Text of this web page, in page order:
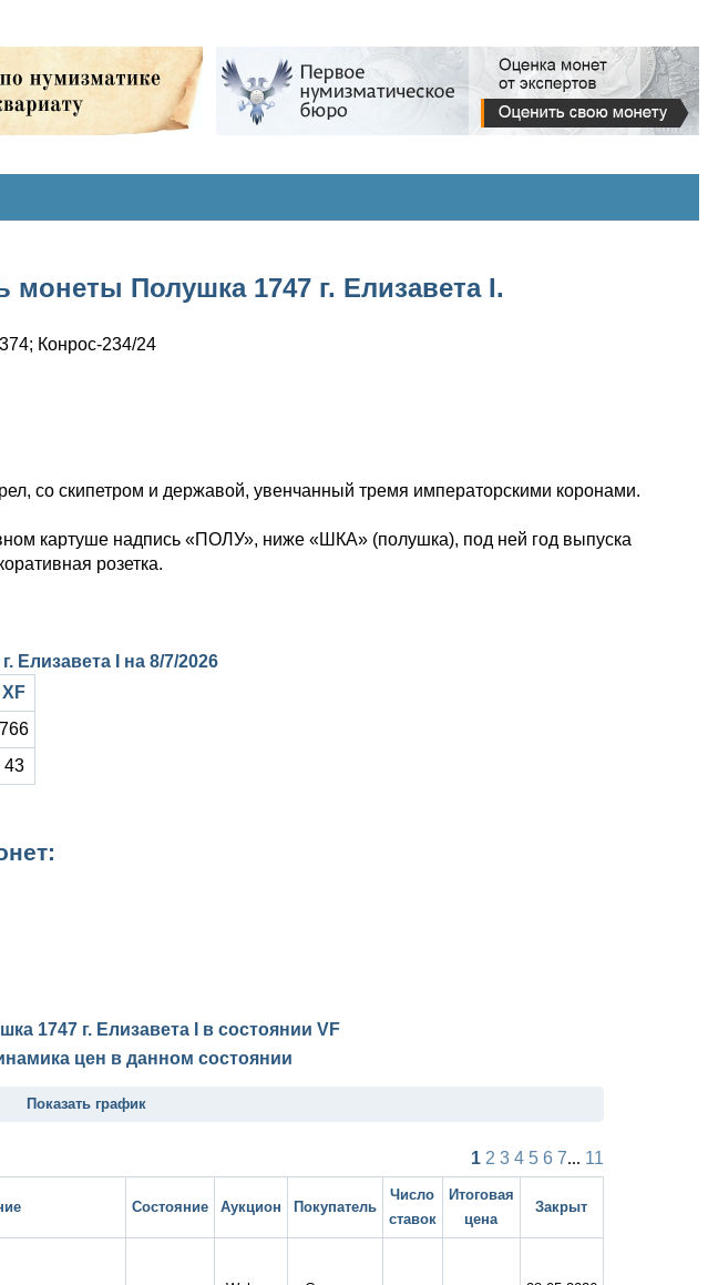
монеты Полушка 1747 г. Елизавета I.
Конрос-234/24
со скипетром и державой, увенчанный тремя императорскими коронами.
картуше надпись «ПОЛУ», ниже «ШКА» (полушка), под ней год выпуска
розетка.
Елизавета I на 8/7/2026
XF
766
43
1747 г. Елизавета I в состоянии VF
цен в данном состоянии
Показать график
1 2 3 4 5 6 7... 11
Состояние Аукцион Покупатель
Число
ставок
Итоговая
цена
Закрыт